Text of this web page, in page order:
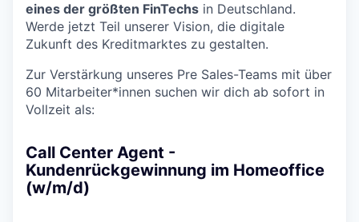
eines der größten FinTechs in Deutschland.
Werde jetzt Teil unserer Vision, die digitale
Zukunft des Kreditmarktes zu gestalten.
Zur Verstärkung unseres Pre Sales-Teams mit über
60 Mitarbeiter*innen suchen wir dich ab sofort in
Vollzeit als:
Call Center Agent -
Kundenrückgewinnung im Homeoffice
(w/m/d)